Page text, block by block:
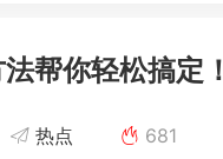
帮你轻松搞定！
热点 681